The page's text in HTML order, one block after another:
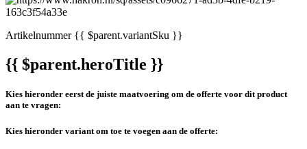
Artikelnummer{{ $parent.variantSku }}
{{ $parent.heroTitle }}
Kies hieronder eerst de juiste maatvoering om de offerte voor dit product
aan te vragen:
Kies hieronder variant om toe te voegen aan de offerte: